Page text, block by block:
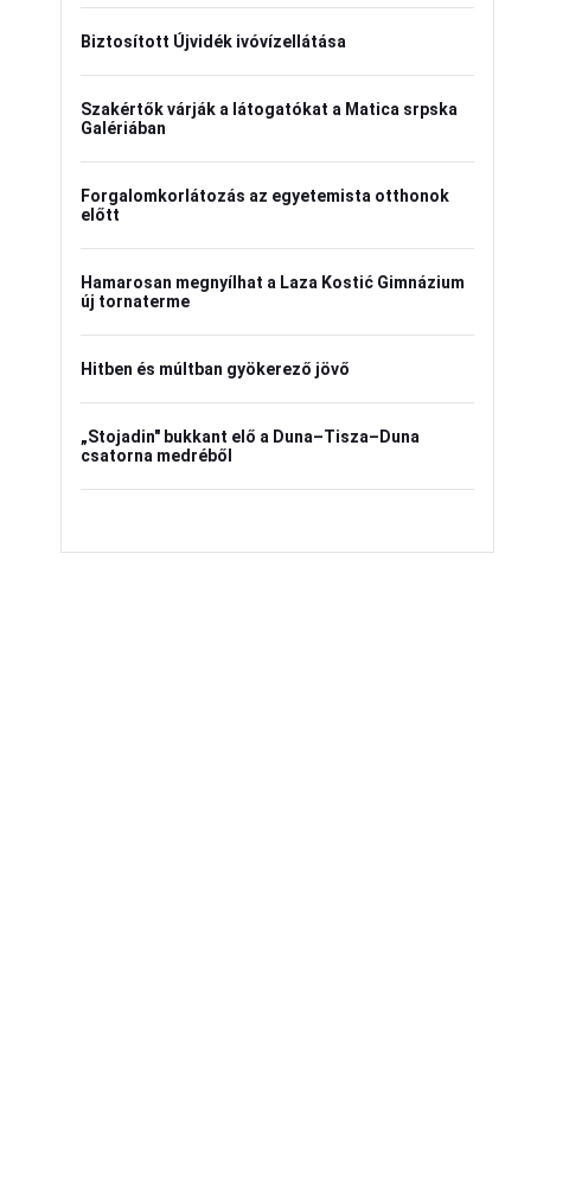
Biztosított Újvidék ivóvízellátása
Szakértők várják a látogatókat a Matica srpska
Galériában
Forgalomkorlátozás az egyetemista otthonok
előtt
Hamarosan megnyílhat a Laza Kostić Gimnázium
új tornaterme
Hitben és múltban gyökerező jövő
„Stojadin" bukkant elő a Duna–Tisza–Duna
csatorna medréből